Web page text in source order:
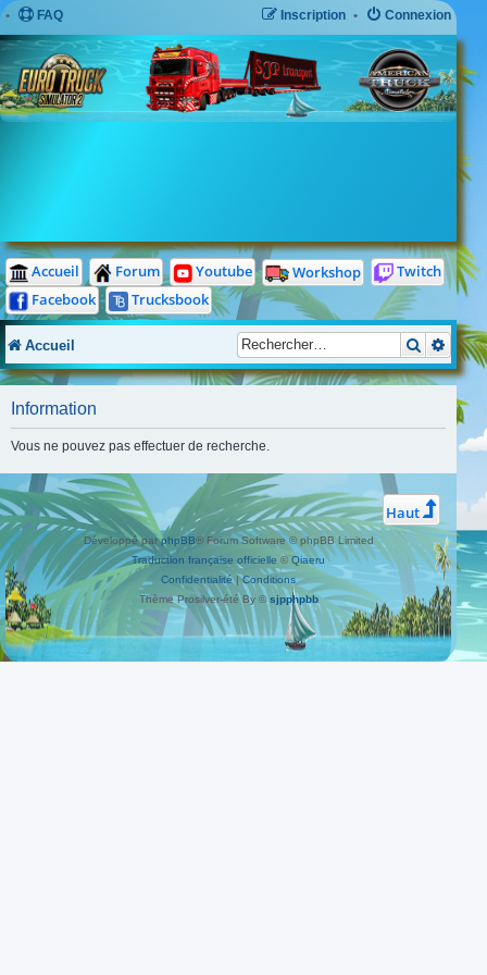
FAQ Connexion
Inscription
Accueil Forum Youtube Workshop
Twitch
Facebook
Trucksbook
Accueil
Information
Vous ne pouvez pas effectuer de recherche.
Haut
Développé parphpBB® Forum Software © phpBB Limited
Traduction française officielle © Qiaeru
Confidentialité|Conditions
Thème Prosilver-été By ©sjpphpbb